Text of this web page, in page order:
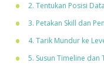
2. Tentukan Posisi
3. Petakan Skill dan
4. Tarik Mundur ke
5. Susun Timeline dan